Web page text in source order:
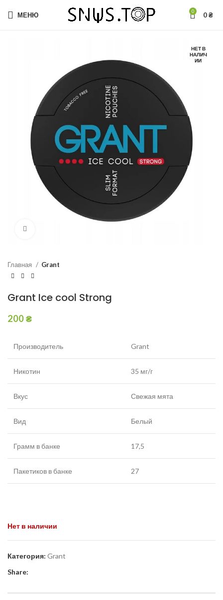
МЕНЮ 0 0₴
НЕТ В
НАЛИЧ
ИИ
Главная Grant
Grant Ice cool Strong
200₴
Производитель Grant
Никотин 35 мг/г
Вкус Свежая мята
Вид Белый
Грамм в банке 17,5
Пакетиков в банке 27
Нет в наличии
Категория: Grant
Share: